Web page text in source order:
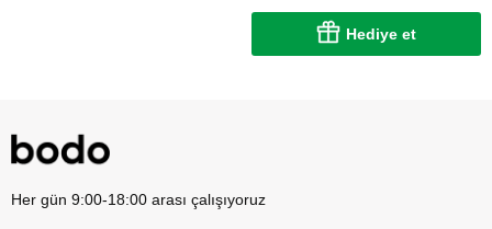
Hediye et
Her gün 9:00-18:00 arası çalışıyoruz